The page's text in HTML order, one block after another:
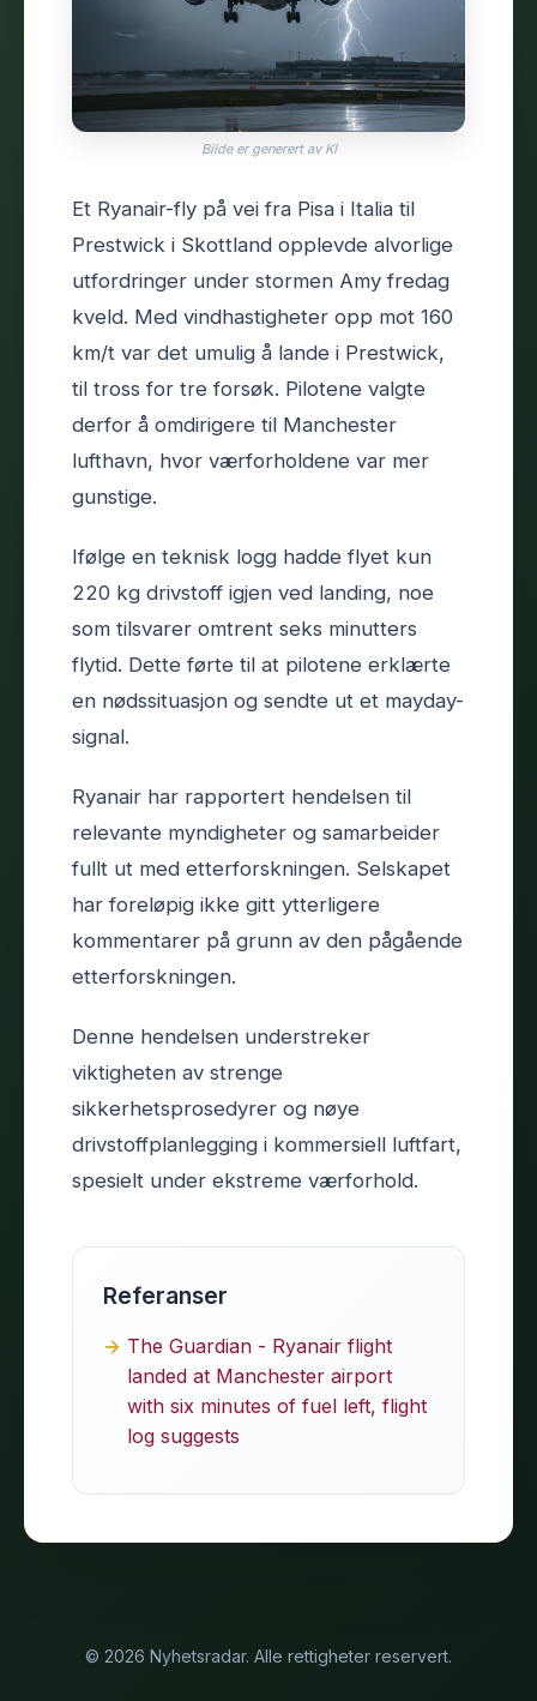
Bilde er generert av KI
Et Ryanair-fly på vei fra Pisa i Italia til
Prestwick i Skottland opplevde alvorlige
utfordringer under stormen Amy fredag
kveld. Med vindhastigheter opp mot 160
km/t var det umulig å lande i Prestwick,
til tross for tre forsøk. Pilotene valgte
derfor å omdirigere til Manchester
lufthavn, hvor værforholdene var mer
gunstige.
Ifølge en teknisk logg hadde flyet kun
220 kg drivstoff igjen ved landing, noe
som tilsvarer omtrent seks minutters
flytid. Dette førte til at pilotene erklærte
en nødssituasjon og sendte ut et mayday-
signal.
Ryanair har rapportert hendelsen til
relevante myndigheter og samarbeider
fullt ut med etterforskningen. Selskapet
har foreløpig ikke gitt ytterligere
kommentarer på grunn av den pågående
etterforskningen.
Denne hendelsen understreker
viktigheten av strenge
sikkerhetsprosedyrer og nøye
drivstoffplanlegging i kommersiell luftfart,
spesielt under ekstreme værforhold.
Referanser
The Guardian - Ryanair flight
landed at Manchester airport
with six minutes of fuel left, flight
log suggests
© 2026 Nyhetsradar. Alle rettigheter reservert.